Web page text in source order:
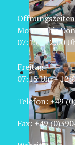
Montag bis
07:15 - 12:00
Freitag
07:15 Uhr -
Telefon: +49
Fax: +49